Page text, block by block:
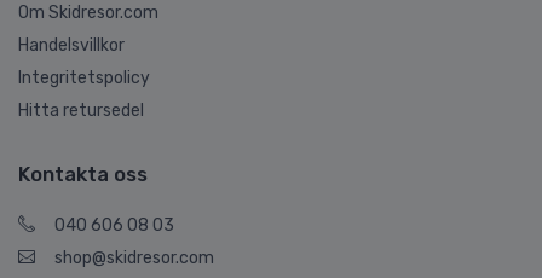
Om Skidresor.com
Handelsvillkor
Integritetspolicy
Hitta retursedel
Kontakta oss
040 606 08 03
shop@skidresor.com